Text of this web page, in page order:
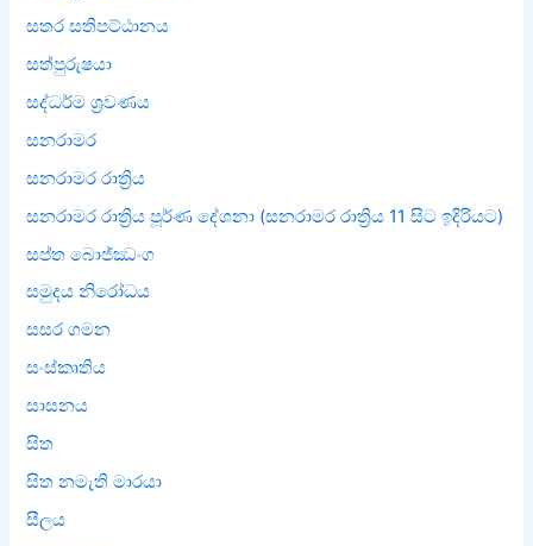
සතර සතිපට්ඨානය
සත්පුරුෂයා
සද්ධර්ම ශ්‍රවණය
සනරාමර
සනරාමර රාත්‍රිය
සනරාමර රාත්‍රිය පූර්ණ දේශනා (සනරාමර රාත්‍රිය 11 සිට ඉදිරියට)
සප්ත බොජ්ඣංග
සමුදය නිරෝධය
සසර ගමන
සංස්කෘතිය
සාසනය
සිත
සිත නමැති මාරයා
සීලය